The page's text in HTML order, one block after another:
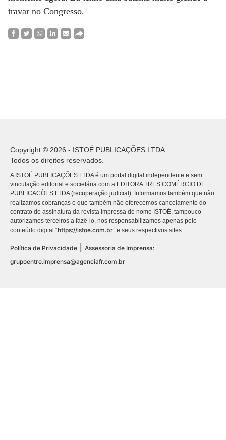
travar no Congresso.
Copyright © 2026 - ISTOÉ PUBLICAÇÕES LTDA
Todos os direitos reservados.
A ISTOÉ PUBLICAÇÕES LTDA é um portal digital independente e sem
vinculação editorial e societária com a EDITORA TRES COMÉRCIO DE
PUBLICACÕES LTDA (recuperação judicial). Informamos também que não
realizamos cobranças e que também não oferecemos cancelamento do
contrato de assinatura da revista impressa de nome ISTOÉ, tampouco
autorizamos terceiros a fazê-lo, nos responsabilizamos apenas pelo
conteúdo digital “https://istoe.com.br” e seus respectivos sites.
Política de Privacidade
Assessoria de Imprensa:
grupoentre.imprensa@agenciafr.com.br